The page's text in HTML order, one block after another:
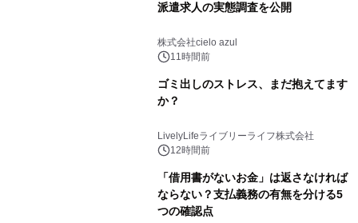
派遣求人の実態調査を公開
株式会社cielo azul
11時間前
ゴミ出しのストレス、まだ抱えてます
か？
LivelyLifeライブリーライフ株式会社
12時間前
「借用書がないお金」は返さなければ
ならない？支払義務の有無を分ける5
つの確認点